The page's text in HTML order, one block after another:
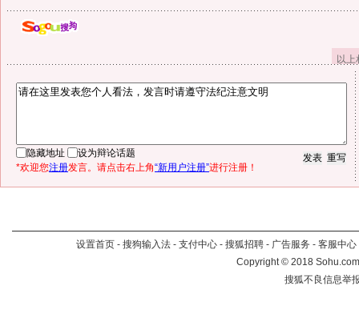
以
隐藏地址
设为辩论话题
*欢迎您注册发言。请点击右上角“新用户注册”进行注册！
设置首页 - 搜狗输入法 - 支付中心 - 搜狐招聘 - 广告服务 - 客服中心
Copyright©2018
搜狐不良信息举